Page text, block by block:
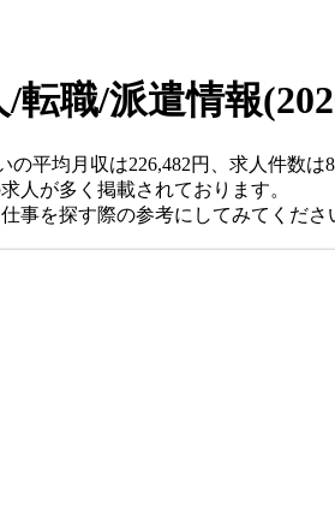
転職/派遣情報
平均月収は226,482円、求人件数
人が多く掲載されております。
事を探す際の参考にしてみてくださ